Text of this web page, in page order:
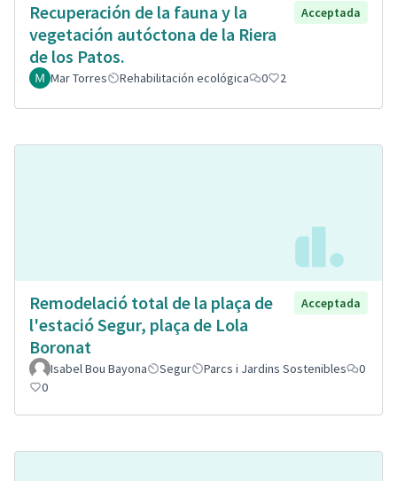
Recuperación de la fauna y la
vegetación autóctona de la Riera
de los Patos.
Acceptada
Mar Torres Rehabilitación ecológica 0 2
Remodelació total de la plaça de
l'estació Segur, plaça de Lola
Boronat
Acceptada
Isabel Bou Bayona Segur Parcs i Jardins Sostenibles
0
0